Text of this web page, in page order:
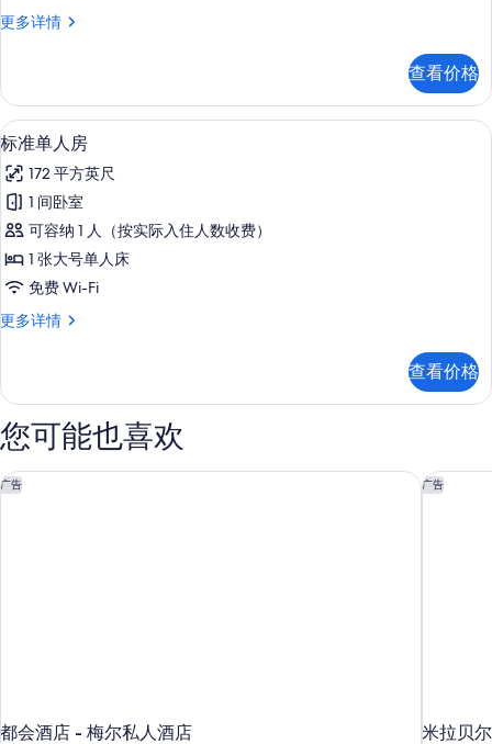
或
床
房
的
所
有
照
片
更多详情
标
房
或
双
房
更
多
信
息
查看价格
显
示
标
准
单
人
的
有
照
片
标准单人房 | 高档床上用品、羽绒被
8
标准单人房
172 平方英尺
1 间卧室
可容纳 1 人（按实际入住人数收费）
1 张大号单人床
免费 Wi-Fi
更多详情
标
房
更
多
信
息
查看价格
您可能也喜欢
广告
都会酒店 - 梅尔私人酒店
都会酒店 - 梅尔私人酒店 广告
米拉贝
米拉贝